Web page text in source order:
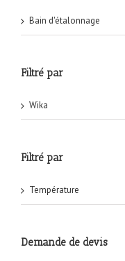
Bain d'étalonnage
Filtré par
Wika
Filtré par
Température
Demande de devis